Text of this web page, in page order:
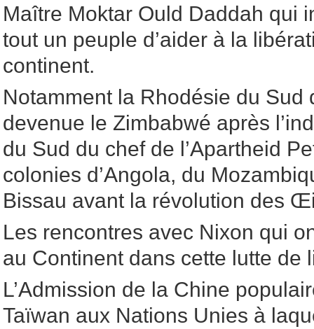
Maître Moktar Ould Daddah qui
tout un peuple d’aider à la
continent.
Notamment la Rhodésie du Sud
devenue le Zimbabwé après
du Sud du chef de l’Apartheid
colonies d’Angola, du
Bissau avant la révolution des
Les rencontres avec Nixon qui
au Continent dans cette lutte de
L’Admission de la Chine
Taïwan aux Nations Unies à